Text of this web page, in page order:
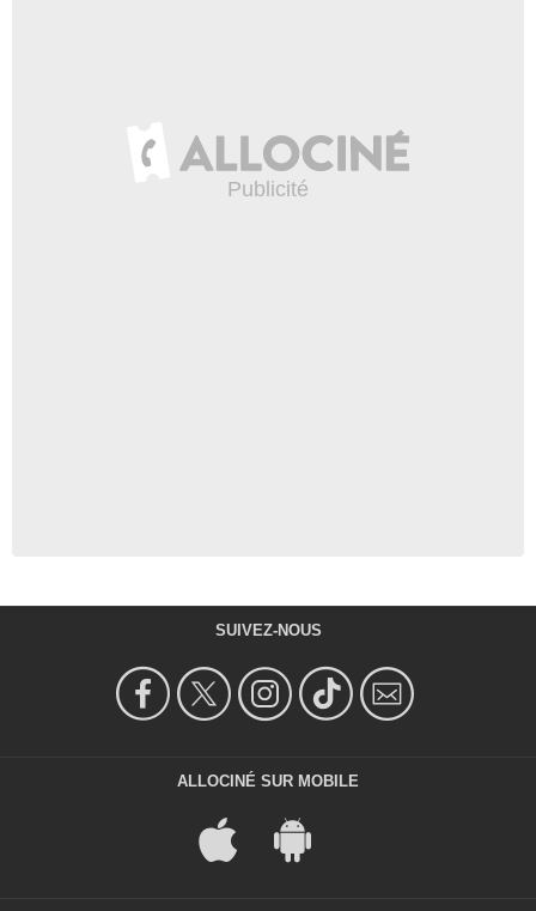
SUIVEZ-NOUS
ALLOCINÉ SUR MOBILE